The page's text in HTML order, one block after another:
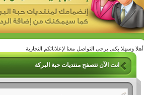
أهلا وسهلا بكم, يرجى التواصل معنا لإعلاناتكم التجارية
انت الآن تتصفح منتديات حبة البركة